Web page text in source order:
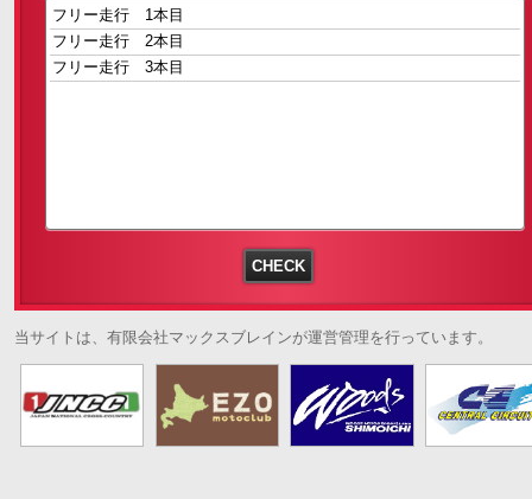
当サイトは、有限会社マックスブレインが運営管理を行っています。